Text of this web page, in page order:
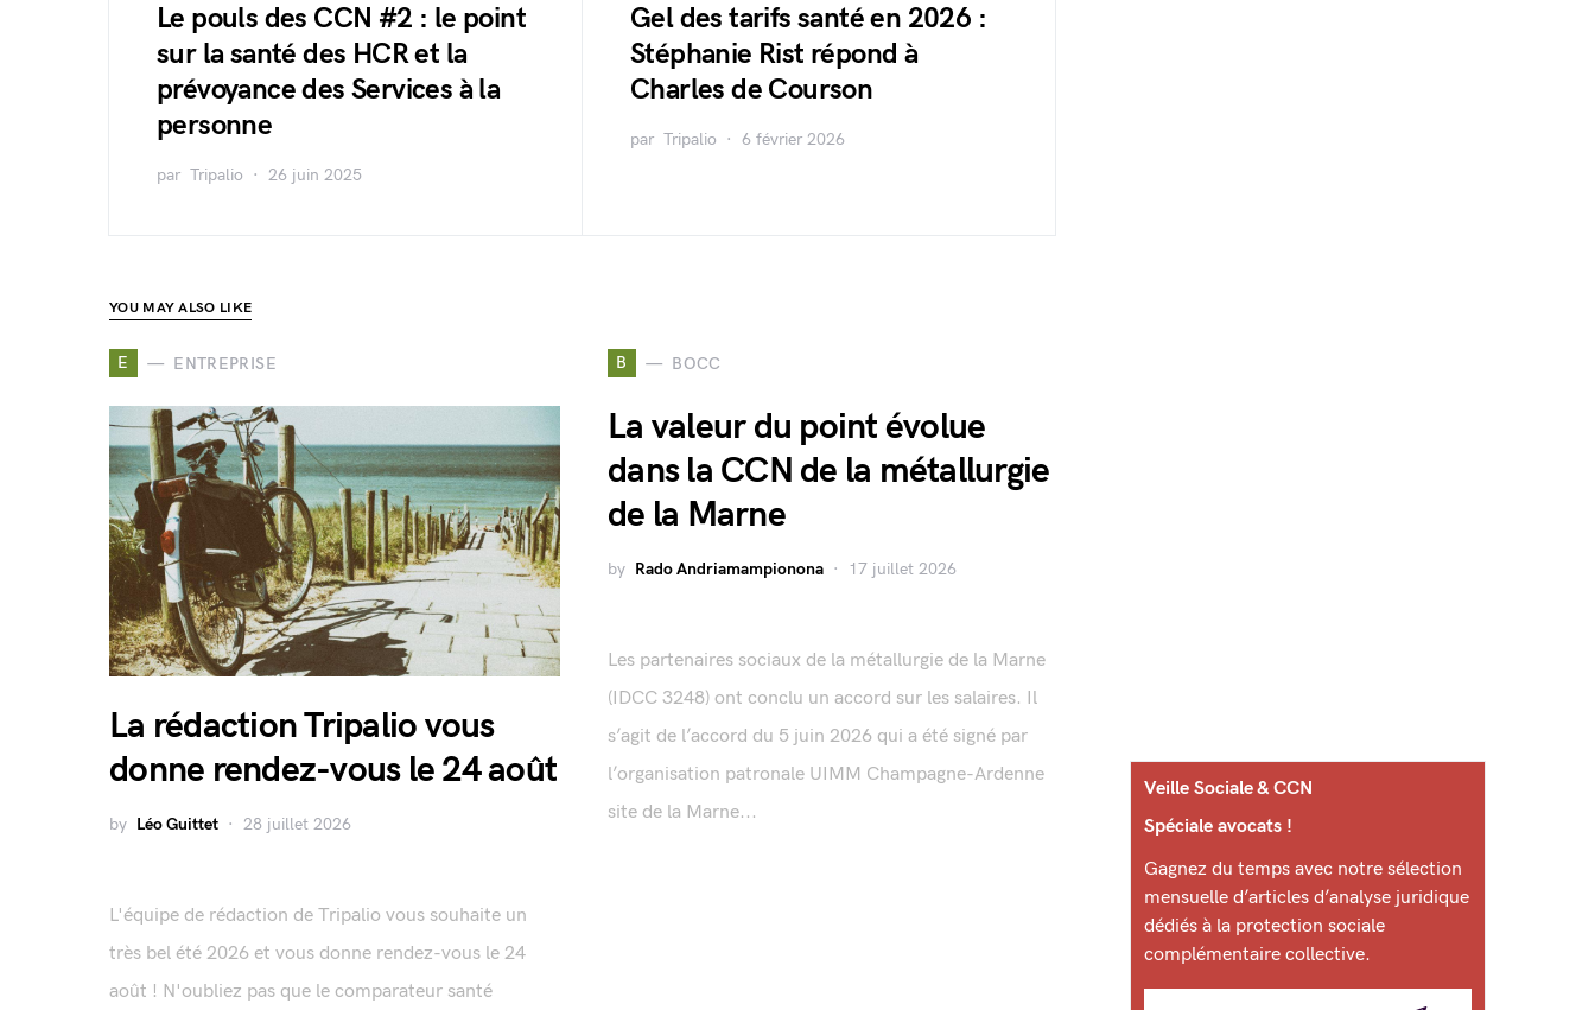
Le pouls des CCN #2 : le point
sur la santé des HCR et la
prévoyance des Services à la
personne
par Tripalio 26 juin 2025
Gel des tarifs santé en 2026 :
Stéphanie Rist répond à
Charles de Courson
par Tripalio 6 février 2026
YOU MAY ALSO LIKE
E ENTREPRISE
La rédaction Tripalio vous
donne rendez-vous le 24 août
by Léo Guittet 28 juillet 2026
L'équipe de rédaction de Tripalio vous souhaite un
très bel été 2026 et vous donne rendez-vous le 24
août ! N'oubliez pas que le comparateur santé
B BOCC
La valeur du point évolue
dans la CCN de la métallurgie
de la Marne
by Rado Andriamampionona 17 juillet 2026
Les partenaires sociaux de la métallurgie de la Marne
(IDCC 3248) ont conclu un accord sur les salaires. Il
s’agit de l’accord du 5 juin 2026 qui a été signé par
l’organisation patronale UIMM Champagne-Ardenne
site de la Marne...
Veille Sociale & CCN
Spéciale avocats !
Gagnez du temps avec notre sélection
mensuelle d’articles d’analyse juridique
dédiés à la protection sociale
complémentaire collective.